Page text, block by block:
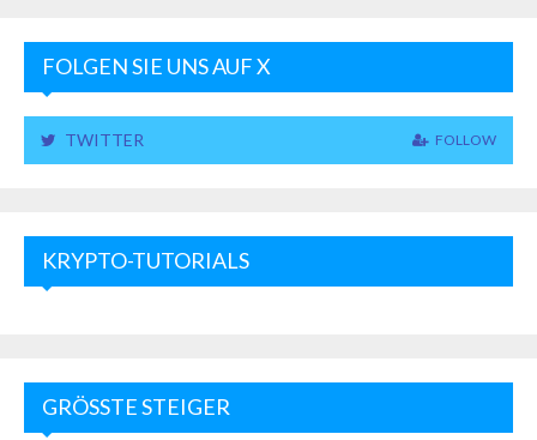
FOLGEN SIE UNS AUF X
TWITTER FOLLOW
KRYPTO-TUTORIALS
GRÖSSTE STEIGER